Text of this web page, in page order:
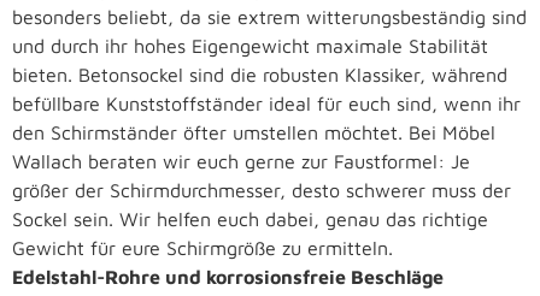
besonders beliebt, da sie extrem witterungsbeständig sind
und durch ihr hohes Eigengewicht maximale Stabilität
bieten. Betonsockel sind die robusten Klassiker, während
befüllbare Kunststoffständer ideal für euch sind, wenn ihr
den Schirmständer öfter umstellen möchtet. Bei Möbel
Wallach beraten wir euch gerne zur Faustformel: Je
größer der Schirmdurchmesser, desto schwerer muss der
Sockel sein. Wir helfen euch dabei, genau das richtige
Gewicht für eure Schirmgröße zu ermitteln.
Edelstahl-Rohre und korrosionsfreie Beschläge